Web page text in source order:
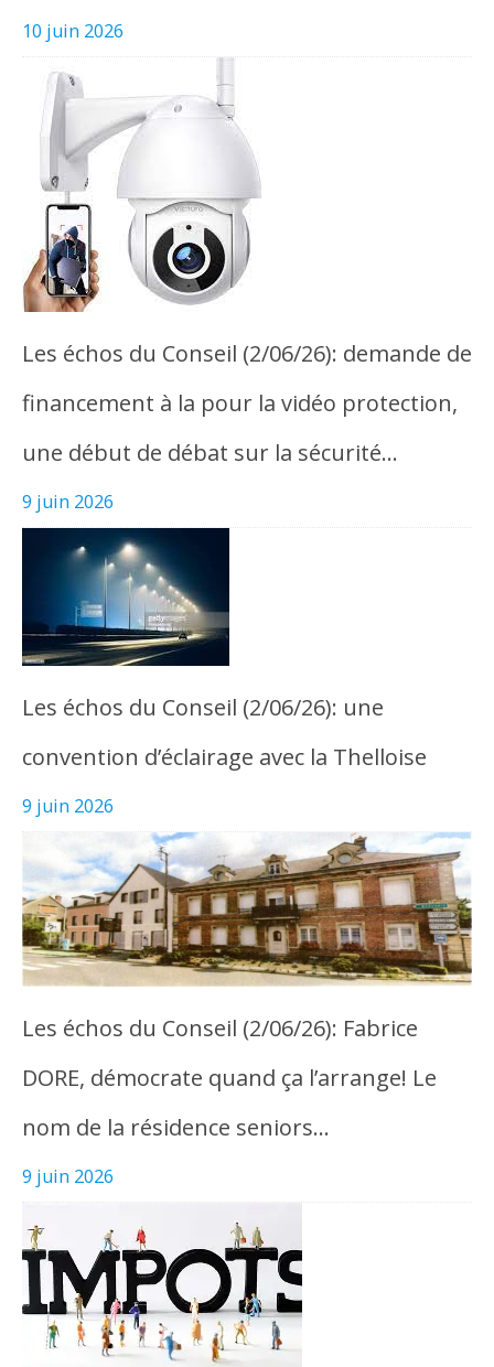
10 juin 2026
Les échos du Conseil (2/06/26): demande de
financement à la pour la vidéo protection,
une début de débat sur la sécurité…
9 juin 2026
Les échos du Conseil (2/06/26): une
convention d’éclairage avec la Thelloise
9 juin 2026
Les échos du Conseil (2/06/26): Fabrice
DORE, démocrate quand ça l’arrange! Le
nom de la résidence seniors…
9 juin 2026